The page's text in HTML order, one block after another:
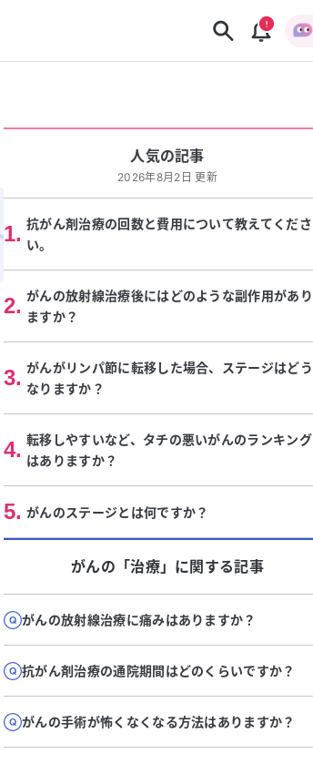
人気の記事
2026年8月2日 更新
1. 抗がん剤治療の回数と費用について教えてくださ
い。
2. がんの放射線治療後にはどのような副作用があり
ますか？
3. がんがリンパ節に転移した場合、ステージはどう
なりますか？
4. 転移しやすいなど、タチの悪いがんのランキング
はありますか？
5. がんのステージとは何ですか？
がんの「治療」に関する記事
がんの放射線治療に痛みはありますか？
抗がん剤治療の通院期間はどのくらいですか？
がんの手術が怖くなくなる方法はありますか？